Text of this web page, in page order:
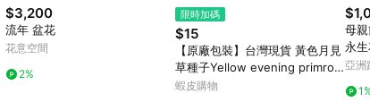
$3,200
流年 盆花
花意空間
2%
限時加碼
$15
【原廠包裝】台灣現貨 黃色月見
草種子Yellow evening primros
e夜來香 耐旱好養 開花不斷 蜜源
蝦皮購物
母親
永
亞洲